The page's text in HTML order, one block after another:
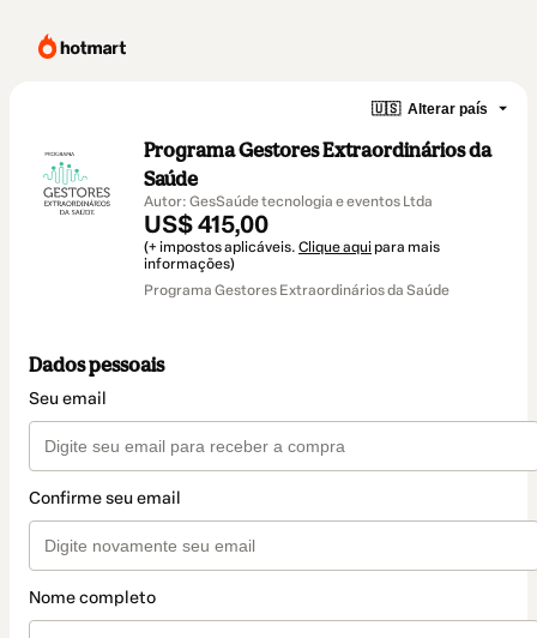
🇺🇸 Alterar país
Programa Gestores Extraordinários da
Saúde
Autor: GesSaúde tecnologia e eventos Ltda
US$ 415,00
(+ impostos aplicáveis. Clique aqui para mais
informações)
Programa Gestores Extraordinários da Saúde
Dados pessoais
Seu email
Confirme seu email
Nome completo